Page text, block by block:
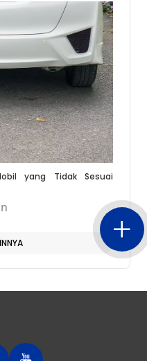
yang Tidak Sesuai